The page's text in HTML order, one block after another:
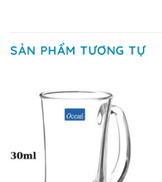
SẢN PHẨM TƯƠNG TỰ